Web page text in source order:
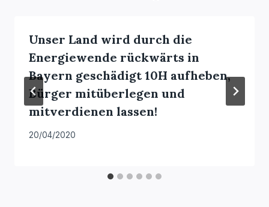
Unser Land wird durch die
Energiewende rückwärts in
Bayern geschädigt 10H aufheben,
Bürger mitüberlegen und
mitverdienen lassen!
20/04/2020